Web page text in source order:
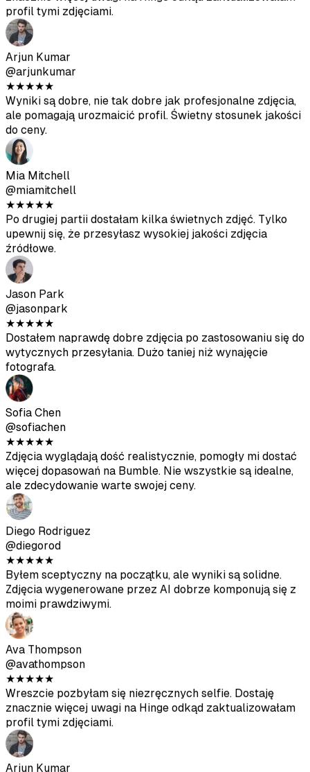
Po drugiej partii dostałam kilka świetnych zdjęć. Tylko
upewnij się, że przesyłasz wysokiej jakości zdjęcia
źródłowe.
Jason Park
@jasonpark
★★ ★★★
Dostałem naprawdę dobre zdjęcia po zastosowaniu się do
wytycznych przesyłania. Dużo taniej niż wynajęcie
fotografa.
Sofia Chen
@sofiachen
★★★★★
Zdjęcia wyglądają dość realistycznie, pomogły mi dostać
więcej dopasowań na Bumble. Nie wszystkie są idealne,
ale zdecydowanie warte swojej ceny.
Diego Rodriguez
@diegorod
★★★★★
Byłem sceptyczny na początku, ale wyniki są solidne.
Zdjęcia wygenerowane przez AI dobrze komponują się z
moimi prawdziwymi.
Ava Thompson
@avathompson
★★★★★
Wreszcie pozbyłam się niezręcznych selfie. Dostaję
znacznie więcej uwagi na Hinge odkąd zaktualizowałam
profil tymi zdjęciami.
Arjun Kumar
@arjunkumar
★★★★ ★
Wyniki są dobre, nie tak dobre jak profesjonalne zdjęcia,
ale pomagają urozmaicić profil. Świetny stosunek jakości
do ceny.
Mia Mitchell
@miamitchell
★★★★★
Po drugiej partii dostałam kilka świetnych zdjęć. Tylko
upewnij się, że przesyłasz wysokiej jakości zdjęcia
źródłowe.